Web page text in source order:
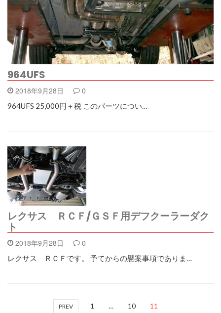
964UFS
2018年9月28日 0
964UFS 25,000円＋税 このパーツについ…
レクサス ＲＣＦ/ＧＳＦ用デフクーラーダク
ト
2018年9月28日 0
レクサス ＲＣＦです。 予てからの懸案事項でありま…
PREV 1 … 10 11